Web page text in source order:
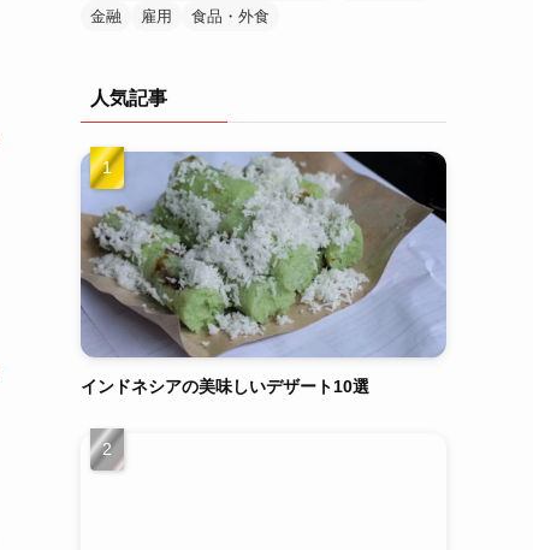
金融
雇用 食品・外食
人気記事
インドネシアの美味しいデザート10選